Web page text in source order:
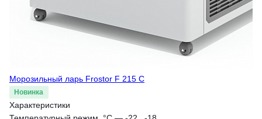
Морозильный ларь Frostor F 215 C
Новинка
Характеристики